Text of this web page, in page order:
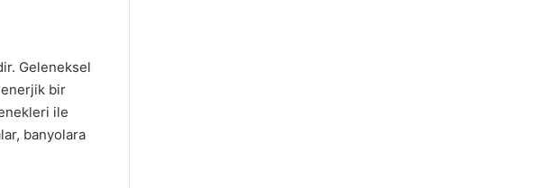
Geleneksel
enerjik bir
ile
banyolara